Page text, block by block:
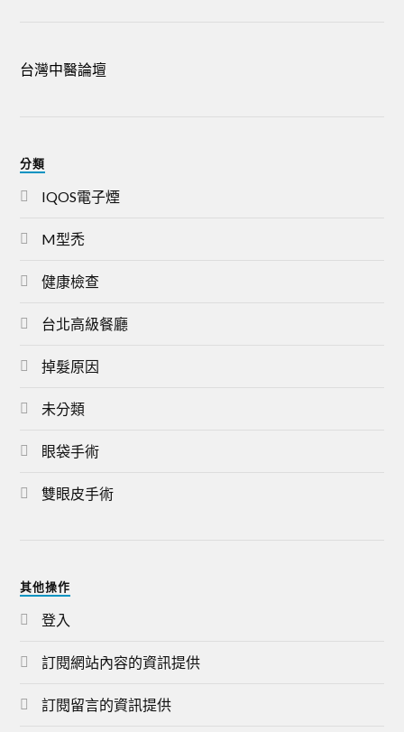
台灣中醫論壇
分類
IQOS電子煙
M型禿
健康檢查
台北高級餐廳
掉髮原因
未分類
眼袋手術
雙眼皮手術
其他操作
登入
訂閱網站內容的資訊提供
訂閱留言的資訊提供